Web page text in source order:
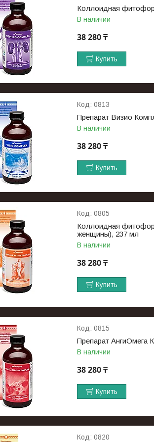
Коллоидная
В наличии
38 280 ₸
Купить
0813
Препарат Визио
В наличии
38 280 ₸
Купить
0805
Коллоидная
женщины), 237 мл
В наличии
38 280 ₸
Купить
0815
Препарат АнгиОмега
В наличии
38 280 ₸
Купить
0820